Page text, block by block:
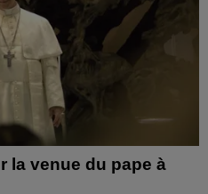
la venue du pape à